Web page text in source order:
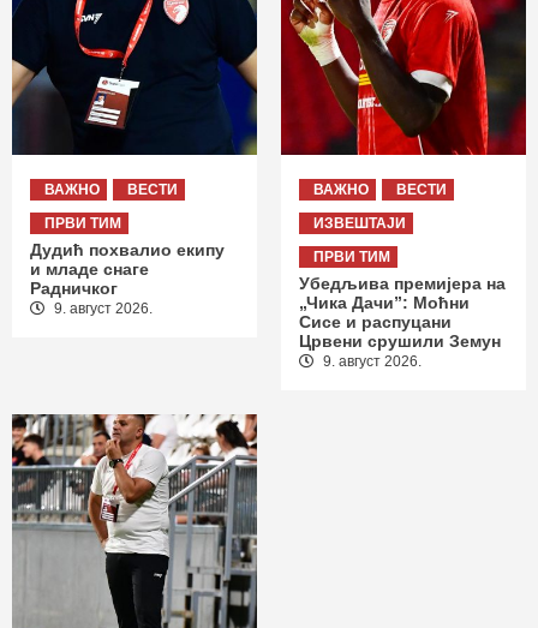
ВАЖНО
ВЕСТИ
ПРВИ ТИМ
Дудић похвалио екипу
и младе снаге
Радничког
9. август 2026.
ВАЖНО
ВЕСТИ
ИЗВЕШТАЈИ
ПРВИ ТИМ
Убедљива премијера на
„Чика Дачи”: Моћни
Сисе и распуцани
Црвени срушили Земун
9. август 2026.